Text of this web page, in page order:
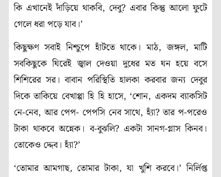
কি এখানেই দাঁড়িয়ে থাকবি, দেবু? এবার কিন্তু আলো ফুটে
গেলে ধরা পড়ে যাব।’
কিছুক্ষণ সবাই নিশ্চুপে হাঁটতে থাকে। মাঠ, জঙ্গল, মাটি
সবকিছুকে ঘিরেই জ্বাল দেওয়া দুধের মত ঘন হয়ে বসে
শিশিরের সর। বাবান পরিস্থিতি হালকা করবার জন্য দেবুর
দিকে তাকিয়ে বেখাপ্পা হি হি হাসে, ‘শোন, একদম ব্যাকসিট
নে-নেব, আর পেপ- পেপসি নেব সাথে, হ্যাঁ? তার প-পরেও
টাকা থাকবে অন্নেক। ব-বুঝলি? একটা সানগ-গ্লাস কিনব।
তোকেও দ্দেব। হ্যাঁ?’
‘তোমার আমগাছ, তোমার টাকা, যা খুশি করবে।’ নির্লিপ্ত